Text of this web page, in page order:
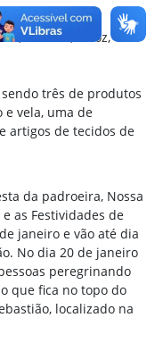
banana, arroz,
três de produtos
vela, uma de
artigos de tecidos de
da padroeira, Nossa
as Festividades de
janeiro e vão até dia
No dia 20 de janeiro
peregrinando
que fica no topo do
localizado na